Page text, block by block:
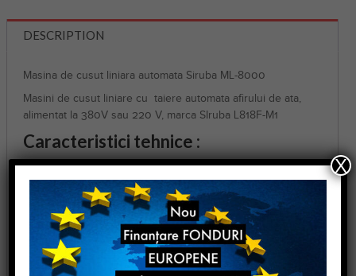
DESCRIPTION
Masina de cusut liniara automata Siruba ML-8000
Masini de cusut liniare cu taiere automata afirului de ata,
alimentat la 380V sau 220 V, marca SIruba L818F-M1
Caracteristici tehnice :
Bobină standard cu tăietor de margine
Taiere de ata
Funcție completă: spate, picior de ridicare, tăiere fir
computer
X